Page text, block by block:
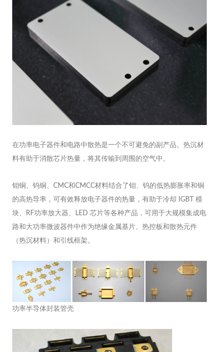
在功率电子器件和电路中散热是一个不可避免的副产品。热沉材
料有助于消散芯片热量，将其传输到周围的空气中。
钼铜、钨铜、CMC和CMCC材料结合了钼、钨的低热膨胀率和铜
的高热导率，可有效释放电子器件的热量，有助于冷却 IGBT 模
块、RF功率放大器、LED 芯片等各种产品，可用于大规模集成电
路和大功率微波器件中作为绝缘金属基片、热控板和散热元件
（热沉材料）和引线框架。
功率半导体封装管壳